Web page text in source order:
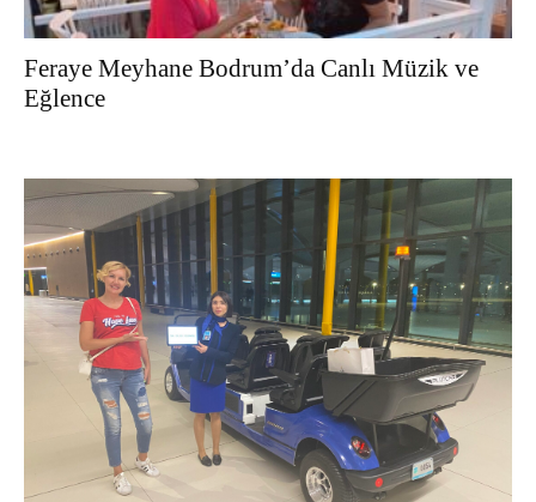
Feraye Meyhane Bodrum’da Canlı Müzik ve
Eğlence